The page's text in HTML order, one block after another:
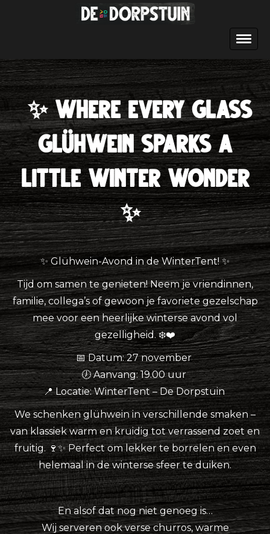
✨Where every glass
Glühwein sparks a
little winter wonder
✨
✨ Glühwein-Avond in de WinterTent! ✨
Tijd om samen te genieten! Neem je vriendinnen,
familie, collega’s of gewoon je favoriete gezelschap
mee voor een heerlijke winterse avond vol
gezelligheid. ❄️❤️
📅 Datum: 27 november
🕖 Aanvang: 19.00 uur
📍 Locatie: WinterTent – De Dorpstuin
We schenken glühwein in verschillende smaken –
van klassiek warm en kruidig tot verrassend zoet en
fruitig. 🍷✨ Perfect om lekker te borrelen en even
helemaal in de winterse sfeer te duiken.
En alsof dat nog niet genoeg is…
Wij serveren ook verse churros, warme